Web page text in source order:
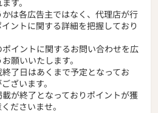
す。
は各広告主ではなく、代理店が行
ントに関する詳細を把握しており
イントに関するお問い合わせを広
願いいたします。
了日はあくまで予定となってお
ざいます。
が終了となっておりポイントが獲
ださいませ。